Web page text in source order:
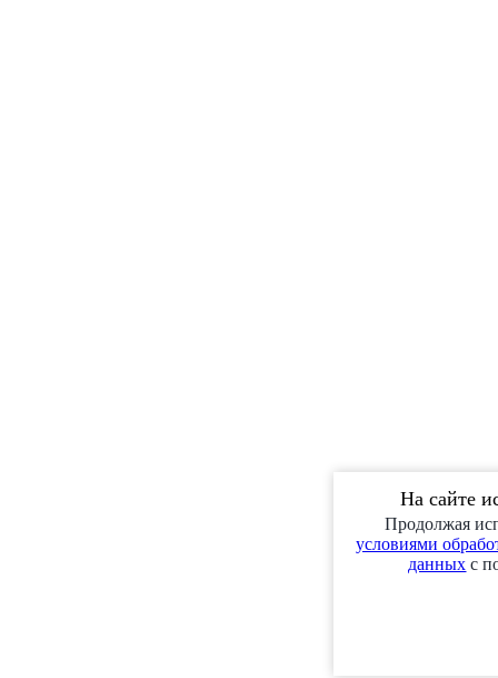
На сайте
Продолжая
условиями
данных с